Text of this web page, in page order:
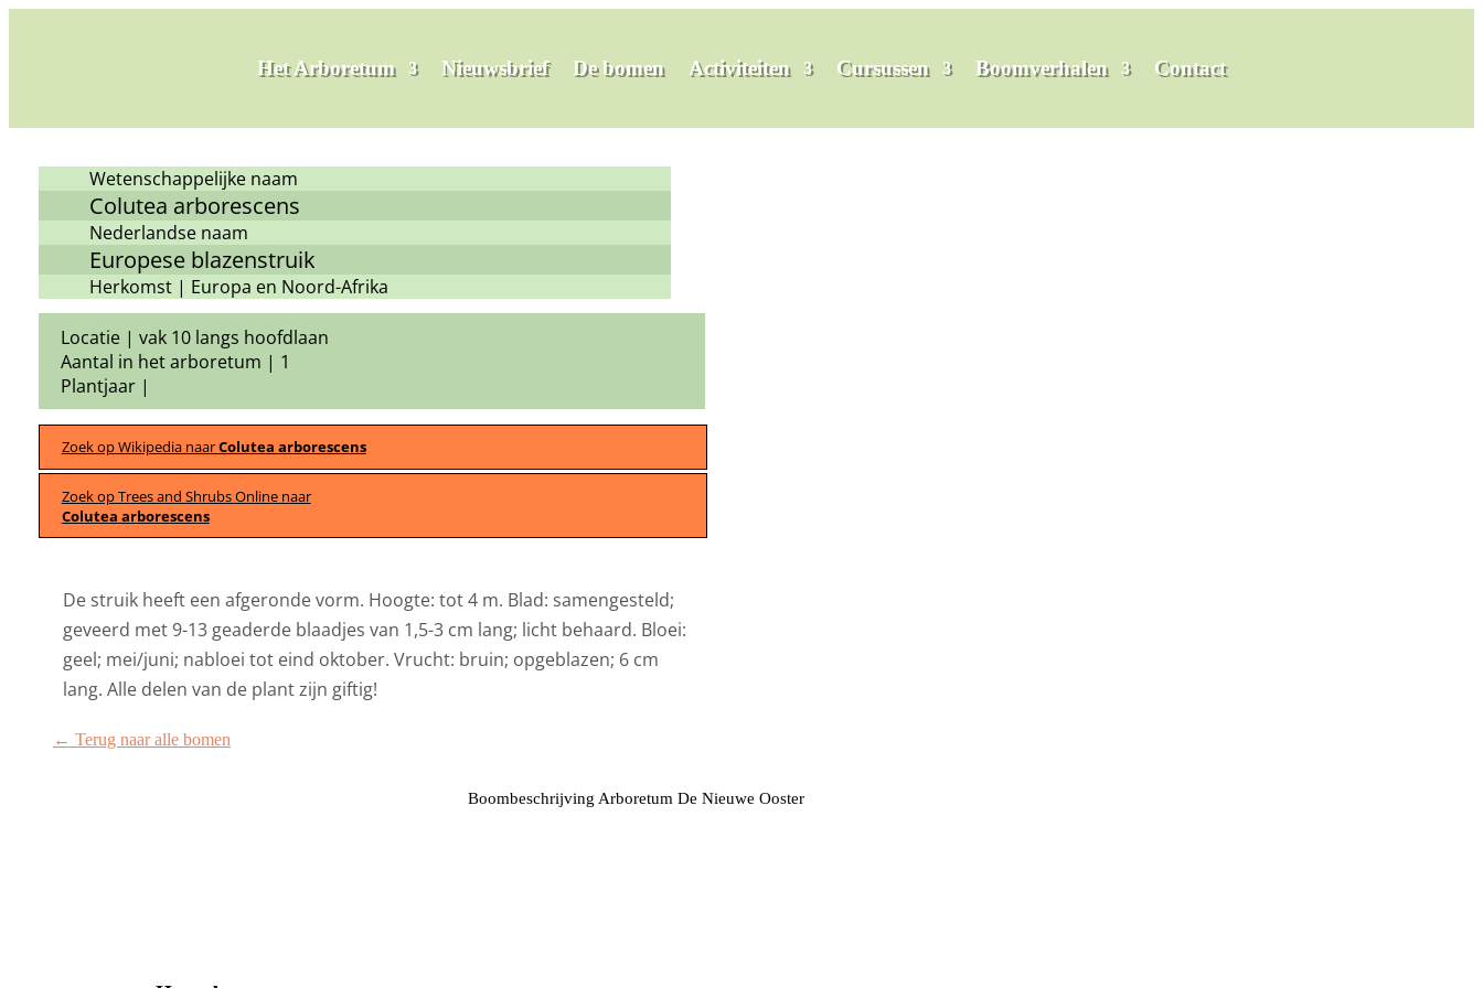
Het Arboretum Nieuwsbrief De bomen Activiteiten Cursussen Boomverhalen Contact
Wetenschappelijke naam
Colutea arborescens
Nederlandse naam
Europese blazenstruik
Herkomst | Europa en Noord-Afrika
Locatie | vak 10 langs hoofdlaan
Aantal in het arboretum | 1
Plantjaar |
Zoek op Wikipedia naarColutea arborescens
Zoek op Trees and Shrubs Online naar
Colutea arborescens
De struik heeft een afgeronde vorm. Hoogte: tot 4 m. Blad: samengesteld;
geveerd met 9-13 geaderde blaadjes van 1,5-3 cm lang; licht behaard. Bloei:
geel; mei/juni; nabloei tot eind oktober. Vrucht: bruin; opgeblazen; 6 cm
lang. Alle delen van de plant zijn giftig!
← Terug naar alle bomen
Boombeschrijving Arboretum De Nieuwe Ooster